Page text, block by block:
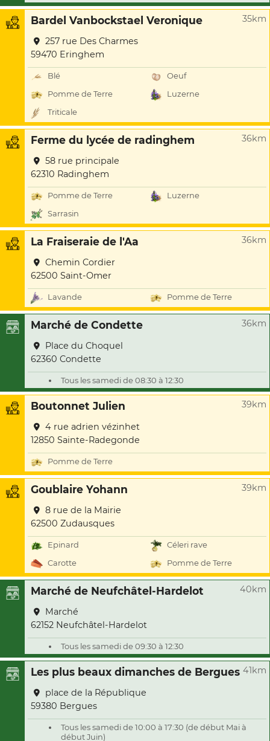
Bardel Vanbockstael Veronique 35km
257 rue Des Charmes
59470 Eringhem
Blé
Oeuf
Pomme de Terre
Luzerne
Triticale
Ferme du lycée de radinghem 36km
58 rue principale
62310 Radinghem
Pomme de Terre
Luzerne
Sarrasin
La Fraiseraie de l'Aa 36km
Chemin Cordier
62500 Saint-Omer
Lavande Pomme de Terre
Marché de Condette 36km
Place du Choquel
62360 Condette
Tous les samedi de 08:30 à 12:30
Boutonnet Julien 39km
4 rue adrien vézinhet
12850 Sainte-Radegonde
Pomme de Terre
Goublaire Yohann 39km
8 rue de la Mairie
62500 Zudausques
Epinard
Céleri rave
Carotte
Pomme de Terre
Marché de Neufchâtel-Hardelot 40km
Marché
62152 Neufchâtel-Hardelot
Tous les samedi de 09:30 à 12:30
Les plus beaux dimanches de Bergues 41km
place de la République
59380 Bergues
Tous les samedi de 10:00 à 17:30 (de début Mai à
début Juin)